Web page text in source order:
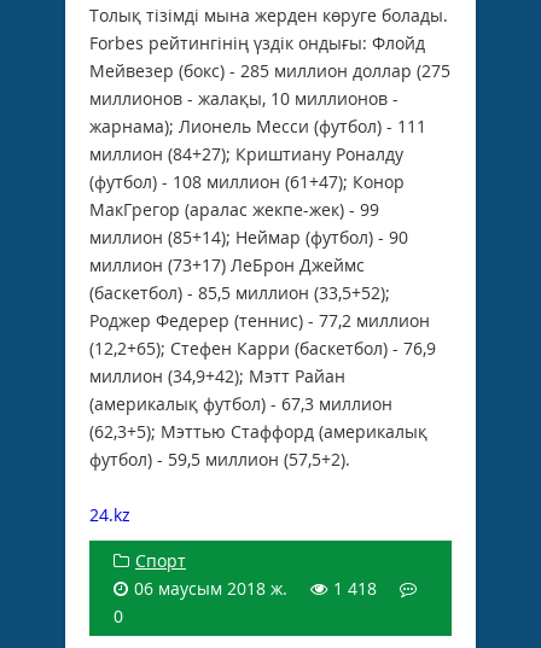
Толық тізімді мына жерден көруге болады.
Forbes рейтингінің үздік ондығы: Флойд
Мейвезер (бокс) - 285 миллион доллар (275
миллионов - жалақы, 10 миллионов -
жарнама); Лионель Месси (футбол) - 111
миллион (84+27); Криштиану Роналду
(футбол) - 108 миллион (61+47); Конор
МакГрегор (аралас жекпе-жек) - 99
миллион (85+14); Неймар (футбол) - 90
миллион (73+17) ЛеБрон Джеймс
(баскетбол) - 85,5 миллион (33,5+52);
Роджер Федерер (теннис) - 77,2 миллион
(12,2+65); Стефен Карри (баскетбол) - 76,9
миллион (34,9+42); Мэтт Райан
(америкалық футбол) - 67,3 миллион
(62,3+5); Мэттью Стаффорд (америкалық
футбол) - 59,5 миллион (57,5+2).
24.kz
Спорт
06 маусым 2018 ж.
1 418
0